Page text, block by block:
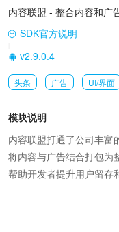
内容联盟 - 整合内容和广
SDK官方说明
v2.9.0.4
头条 广告 UI/界面
模块说明
内容联盟打通了公司丰富
将内容与广告结合打包为
帮助开发者提升用户留存